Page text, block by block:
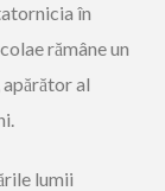
în
rămâne un
al
lumii